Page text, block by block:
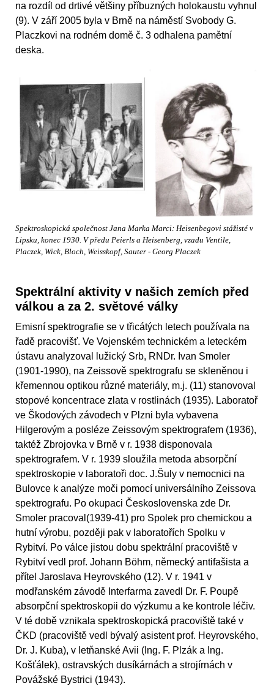
na rozdíl od drtivé většiny příbuzných holokaustu vyhnul
(9). V září 2005 byla v Brně na náměstí Svobody G.
Placzkovi na rodném domě č. 3 odhalena pamětní
deska.
Spektroskopická společnost Jana Marka Marci: Heisenbegovi stážisté v
Lipsku, konec 1930. V předu Peierls a Heisenberg, vzadu Ventile,
Placzek, Wick, Bloch, Weisskopf, Sauter - Georg Placzek
Spektrální aktivity v našich zemích před
válkou a za 2. světové války
Emisní spektrografie se v třicátých letech používala na
řadě pracovišť. Ve Vojenském technickém a leteckém
ústavu analyzoval lužický Srb, RNDr. Ivan Smoler
(1901-1990), na Zeissově spektrografu se skleněnou i
křemennou optikou různé materiály, m.j. (11) stanovoval
stopové koncentrace zlata v rostlinách (1935). Laboratoř
ve Škodových závodech v Plzni byla vybavena
Hilgerovým a posléze Zeissovým spektrografem (1936),
taktéž Zbrojovka v Brně v r. 1938 disponovala
spektrografem. V r. 1939 sloužila metoda absorpční
spektroskopie v laboratoři doc. J.Šuly v nemocnici na
Bulovce k analýze moči pomocí universálního Zeissova
spektrografu. Po okupaci Československa zde Dr.
Smoler pracoval(1939-41) pro Spolek pro chemickou a
hutní výrobu, později pak v laboratořích Spolku v
Rybitví. Po válce jistou dobu spektrální pracoviště v
Rybitví vedl prof. Johann Böhm, německý antifašista a
přítel Jaroslava Heyrovského (12). V r. 1941 v
modřanském závodě Interfarma zavedl Dr. F. Poupě
absorpční spektroskopii do výzkumu a ke kontrole léčiv.
V té době vznikala spektroskopická pracoviště také v
ČKD (pracoviště vedl bývalý asistent prof. Heyrovského,
Dr. J. Kuba), v letňanské Avii (Ing. F. Plzák a Ing.
Košťálek), ostravských dusíkárnách a strojírnách v
Povážské Bystrici (1943).